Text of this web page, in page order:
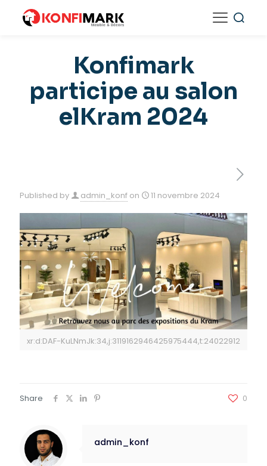
Konfimark
participe au salon
elKram 2024
Published by admin_konf on 11 novembre 2024
xr:d:DAF-KuLNmJk:34,j:3119162946425975444,t:24022912
Share 0
admin_konf